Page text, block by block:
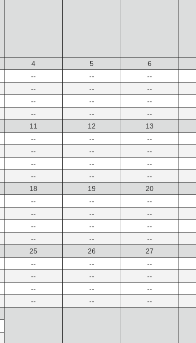
4
--
--
--
--
5
--
--
--
--
6
--
--
--
--
11
--
--
--
--
12
--
--
--
--
13
--
--
--
--
18
--
--
--
--
19
--
--
--
--
20
--
--
--
--
25
--
--
--
--
26
--
--
--
--
27
--
--
--
--